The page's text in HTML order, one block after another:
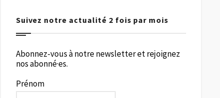
Suivez notre actualité 2 fois par mois
Abonnez-vous à notre newsletter et rejoignez
nos abonné·es.
Prénom